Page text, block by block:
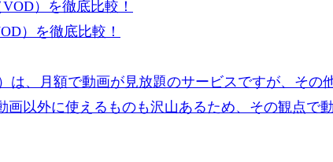
）を徹底比較！
、月額で動画が見放題のサービスですが、その
以外に使えるものも沢山あるため、その観点で